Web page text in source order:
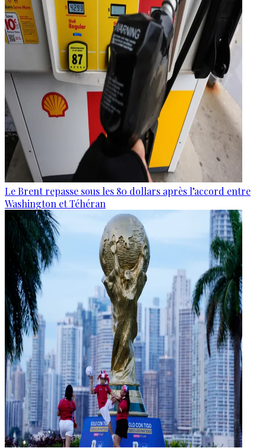
Le Brent repasse sous les 80 dollars après l’accord entre
Washington et Téhéran